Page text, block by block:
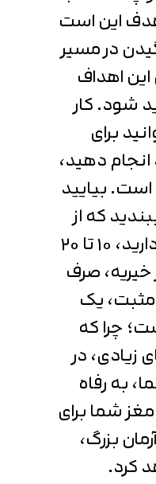
این است
در مسیر
اهداف
شود. کار
برای
دهید،
بیایید
که از
درآمد سالانه‌ای که دارید، 10 تا 20
خیریه، صرف
یک
چرا که
زیادی، در
به رفاه
شما برای
بزرگ،
کرد.